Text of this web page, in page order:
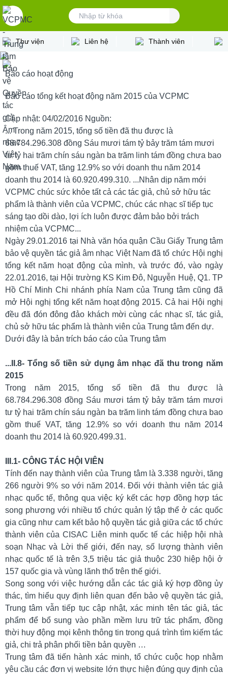
Thư viện Liên hệ Thành viên
Báo cáo hoạt động
Báo cáo tổng kết hoạt động năm 2015 của VCPMC
Cập nhật: 04/02/2016 Nguồn:
... Trong năm 2015, tổng số tiền đã thu được là
68.784.296.308 đồng Sáu mươi tám tỷ bảy trăm tám mươi
tư tỷ hai trăm chín sáu ngàn ba trăm linh tám đồng chưa bao
gồm thuế VAT, tăng 12.9% so với doanh thu năm 2014
doanh thu 2014 là 60.920.499.310. ...Nhân dịp năm mới
VCPMC chúc sức khỏe tất cả các tác giả, chủ sở hữu tác
phẩm là thành viên của VCPMC, chúc các nhạc sĩ tiếp tục
sáng tạo dồi dào, lợi ích luôn được đảm bảo bởi trách
nhiệm của VCPMC...
Ngày 29.01.2016 tại Nhà văn hóa quận Cầu Giấy Trung tâm
bảo vệ quyền tác giả âm nhạc Việt Nam đã tổ chức Hội nghị
tổng kết năm hoạt động của mình, và trước đó, vào ngày
22.01.2016, tại Hội trường KS Kim Đô, Nguyễn Huệ, Q1. TP
Hồ Chí Minh Chi nhánh phía Nam của Trung tâm cũng đã
mở Hội nghị tổng kết năm hoạt động 2015. Cả hai Hội nghị
đều đã đón đông đảo khách mời cùng các nhạc sĩ, tác giả,
chủ sở hữu tác phẩm là thành viên của Trung tâm đến dự.
Dưới đây là bản trích báo cáo của Trung tâm
...II.8- Tổng số tiền sử dụng âm nhạc đãthu trong năm
2015
Trong năm 2015, tổng số tiền đã thu được là
68.784.296.308 đồng Sáu mươi tám tỷ bảy trăm tám mươi
tư tỷ hai trăm chín sáu ngàn ba trăm linh tám đồng chưa bao
gồm thuế VAT, tăng 12.9% so với doanh thu năm 2014
doanh thu 2014 là 60.920.499.31.
III.1- CÔNG TÁC HỘI VIÊN
Tính đến nay thành viên của Trung tâm là 3.338 người, tăng
266 người 9% so với năm 2014. Đối với thành viên tác giả
nhạc quốc tế, thông qua việc ký kết các hợp đồng hợp tác
song phương với nhiều tổ chức quản lý tập thể ở các quốc
gia cũng như cam kết bảo hộ quyền tác giả giữa các tổ chức
thành viên của CISAC Liên minh quốc tế các hiệp hội nhà
soạn Nhạc và Lời thế giới, đến nay, số lượng thành viên
nhạc quốc tế là trên 3,5 triệu tác giả thuộc 230 hiệp hội ở
157 quốc gia và vùng lãnh thổ trên thế giới.
Song song với việc hướng dẫn các tác giả ký hợp đồng ủy
thác, tìm hiểu quy định liên quan đến bảo vệ quyền tác giả,
Trung tâm vẫn tiếp tục cập nhật, xác minh tên tác giả, tác
phẩm để bổ sung vào phần mềm lưu trữ tác phẩm, đồng
thời huy động mọi kênh thông tin trong quá trình tìm kiếm tác
giả, chi trả phân phối tiền bản quyền …
Trung tâm đã tiến hành xác minh, tổ chức cuộc họp nhằm
yêu cầu các đơn vị website lớn thực hiện đúng quy định của
Trang
chủ
Về
VCPMC
Tác
giả
Quyền
tác
giả
Tác
phẩm
đi
tìm
tác
giả
Đăng
nhập
Người
dùng
Thủ
tục
cấp
phép
Loại
hình
sử
dụng
Biểu
Hợp
tác
quốc
tế
VCPMC
VỚI
CISAC
VỚI
CMOs
Tin
tức
sự
kiện
Tin
mới
Câu
chuyện
tác
quyền
Thông
báo
Báo
cáo
hoạt